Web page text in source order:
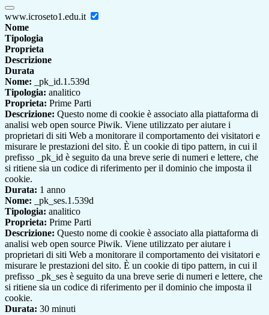
www.icroseto1.edu.it
Nome
Tipologia
Proprieta
Descrizione
Durata
Nome: _pk_id.1.539d
Tipologia: analitico
Proprieta: Prime Parti
Descrizione: Questo nome di cookie è associato alla piattaforma di
analisi web open source Piwik. Viene utilizzato per aiutare i
proprietari di siti Web a monitorare il comportamento dei visitatori e
misurare le prestazioni del sito. È un cookie di tipo pattern, in cui il
prefisso _pk_id è seguito da una breve serie di numeri e lettere, che
si ritiene sia un codice di riferimento per il dominio che imposta il
cookie.
Durata: 1 anno
Nome: _pk_ses.1.539d
Tipologia: analitico
Proprieta: Prime Parti
Descrizione: Questo nome di cookie è associato alla piattaforma di
analisi web open source Piwik. Viene utilizzato per aiutare i
proprietari di siti Web a monitorare il comportamento dei visitatori e
misurare le prestazioni del sito. È un cookie di tipo pattern, in cui il
prefisso _pk_ses è seguito da una breve serie di numeri e lettere, che
si ritiene sia un codice di riferimento per il dominio che imposta il
cookie.
Durata: 30 minuti